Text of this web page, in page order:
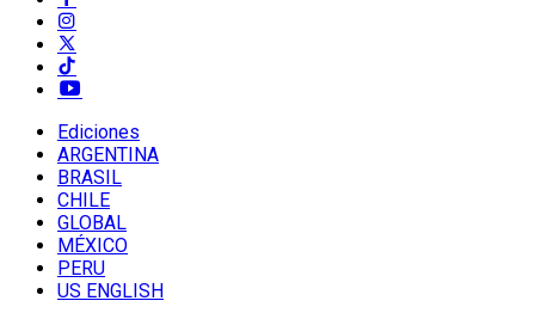
Ediciones
ARGENTINA
BRASIL
CHILE
GLOBAL
MÉXICO
PERU
US ENGLISH